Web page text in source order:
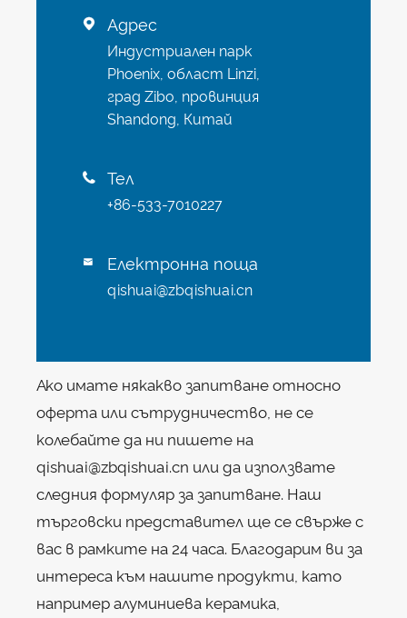
 Адрес
Индустриален парк
Phoenix, област Linzi,
град Zibo, провинция
Shandong, Китай
 Тел
+86-533-7010227
 Електронна поща
qishuai@zbqishuai.cn
Ако имате някакво запитване относно
оферта или сътрудничество, не се
колебайте да ни пишете на
qishuai@zbqishuai.cn или да използвате
следния формуляр за запитване. Наш
търговски представител ще се свърже с
вас в рамките на 24 часа. Благодарим ви за
интереса към нашите продукти, като
например алуминиева керамика,